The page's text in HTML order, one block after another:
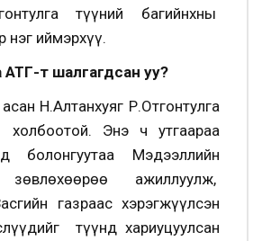
түүний багийнхны
нэг иймэрхүү.
АТГ-т шалгагдсан уу?
Н.Алтанхуяг Р.Отгонтулга
Энэ ч утгаараа
болонгуутаа Мэдээллийн
зөвлөхөөрөө ажиллуулж,
газраас хэрэгжүүлсэн
түүнд хариуцуулсан